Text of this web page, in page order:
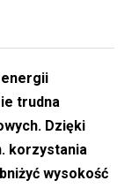
energii
trudna
Dzięki
korzystania
wysokość